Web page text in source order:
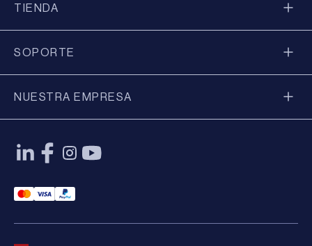
TIENDA
SOPORTE
NUESTRA EMPRESA
Mastercard Payment
Visa Payment
Paypal Payment